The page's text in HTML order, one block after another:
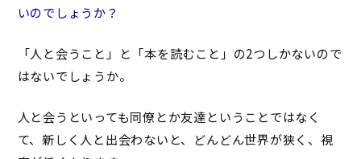
いのでしょうか？
「人と会うこと」と「本を読むこと」の2つしかないので
はないでしょうか。
人と会うといっても同僚とか友達ということではなく
て、新しく人と出会わないと、どんどん世界が狭く、視